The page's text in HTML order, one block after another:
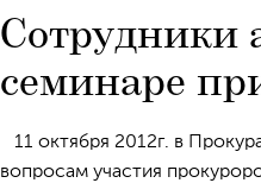
Сотрудники
семинаре
11 октября 2012г. в
вопросам участия